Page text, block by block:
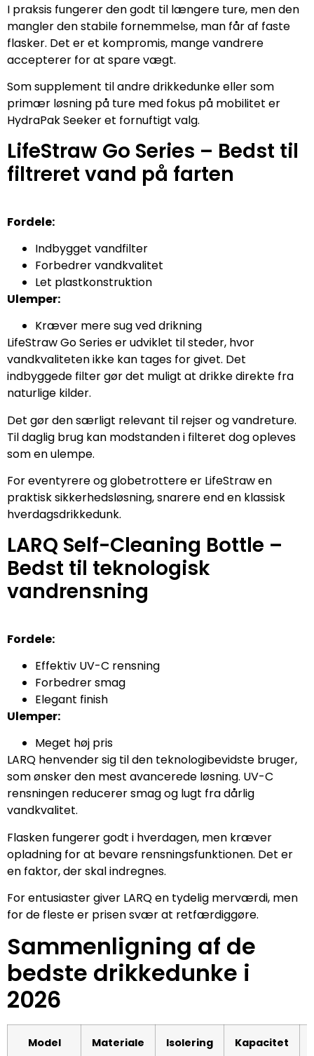
I praksis fungerer den godt til længere ture, men den
mangler den stabile fornemmelse, man får af faste
flasker. Det er et kompromis, mange vandrere
accepterer for at spare vægt.
Som supplement til andre drikkedunke eller som
primær løsning på ture med fokus på mobilitet er
HydraPak Seeker et fornuftigt valg.
LifeStraw Go Series – Bedst til
filtreret vand på farten
Fordele:
Indbygget vandfilter
Forbedrer vandkvalitet
Let plastkonstruktion
Ulemper:
Kræver mere sug ved drikning
LifeStraw Go Series er udviklet til steder, hvor
vandkvaliteten ikke kan tages for givet. Det
indbyggede filter gør det muligt at drikke direkte fra
naturlige kilder.
Det gør den særligt relevant til rejser og vandreture.
Til daglig brug kan modstanden i filteret dog opleves
som en ulempe.
For eventyrere og globetrottere er LifeStraw en
praktisk sikkerhedsløsning, snarere end en klassisk
hverdagsdrikkedunk.
LARQ Self-Cleaning Bottle –
Bedst til teknologisk
vandrensning
Fordele:
Effektiv UV-C rensning
Forbedrer smag
Elegant finish
Ulemper:
Meget høj pris
LARQ henvender sig til den teknologibevidste bruger,
som ønsker den mest avancerede løsning. UV-C
rensningen reducerer smag og lugt fra dårlig
vandkvalitet.
Flasken fungerer godt i hverdagen, men kræver
opladning for at bevare rensningsfunktionen. Det er
en faktor, der skal indregnes.
For entusiaster giver LARQ en tydelig merværdi, men
for de fleste er prisen svær at retfærdiggøre.
Sammenligning af de
bedste drikkedunke i
2026
Model Materiale Isolering Kapacitet